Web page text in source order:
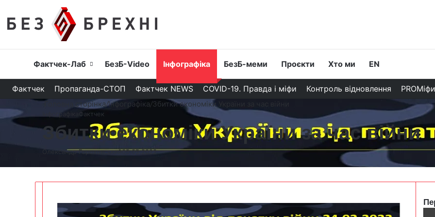
Головна
Фактчек-Лаб БезБ-Video Інфографіка БезБ-меми Проєкти Хто ми EN
Фактчек Пропаганда-СТОП Фактчек NEWS COVID-19. Правда і міфи Контроль відновлення PROМіфи
Головна сторінка/Інфографіка/Збитки економіки України за час війни
Фактчек
Збитки економіки України за час війни
Олександр Гороховський05.05.2022